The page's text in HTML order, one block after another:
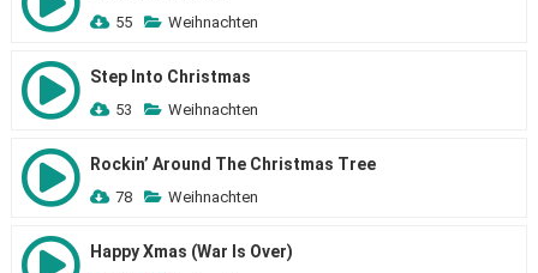
55 Weihnachten
Step Into Christmas
53 Weihnachten
Rockin’ Around The Christmas Tree
78 Weihnachten
Happy Xmas (War Is Over)